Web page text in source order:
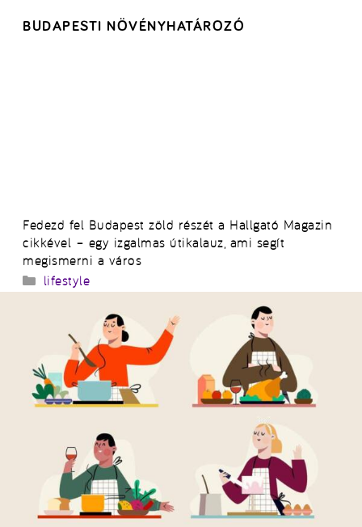
BUDAPESTI NÖVÉNYHATÁROZÓ
Fedezd fel Budapest zöld részét a Hallgató Magazin
cikkével – egy izgalmas útikalauz, ami segít
megismerni a város
Kategória
lifestyle